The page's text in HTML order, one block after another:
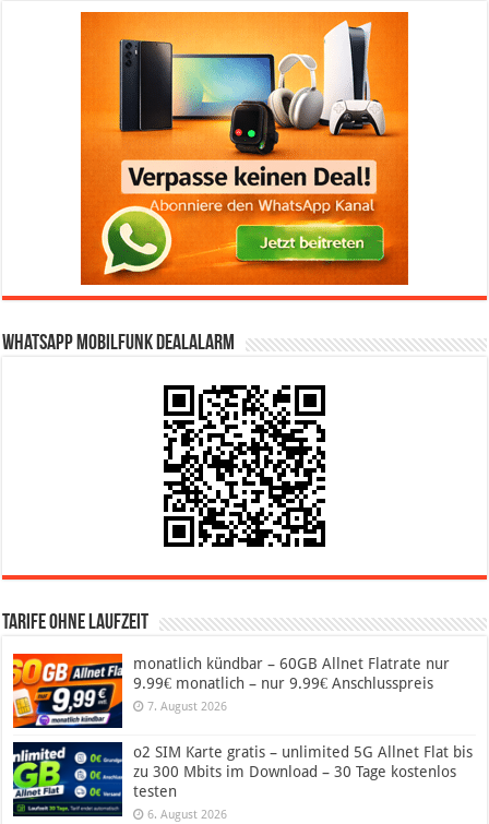
WhatsApp Mobilfunk DealAlarm
Tarife ohne Laufzeit
monatlich kündbar – 60GB Allnet Flatrate nur
9.99€ monatlich – nur 9.99€ Anschlusspreis
7. August 2026
o2 SIM Karte gratis – unlimited 5G Allnet Flat bis
zu 300 Mbits im Download – 30 Tage kostenlos
testen
6. August 2026